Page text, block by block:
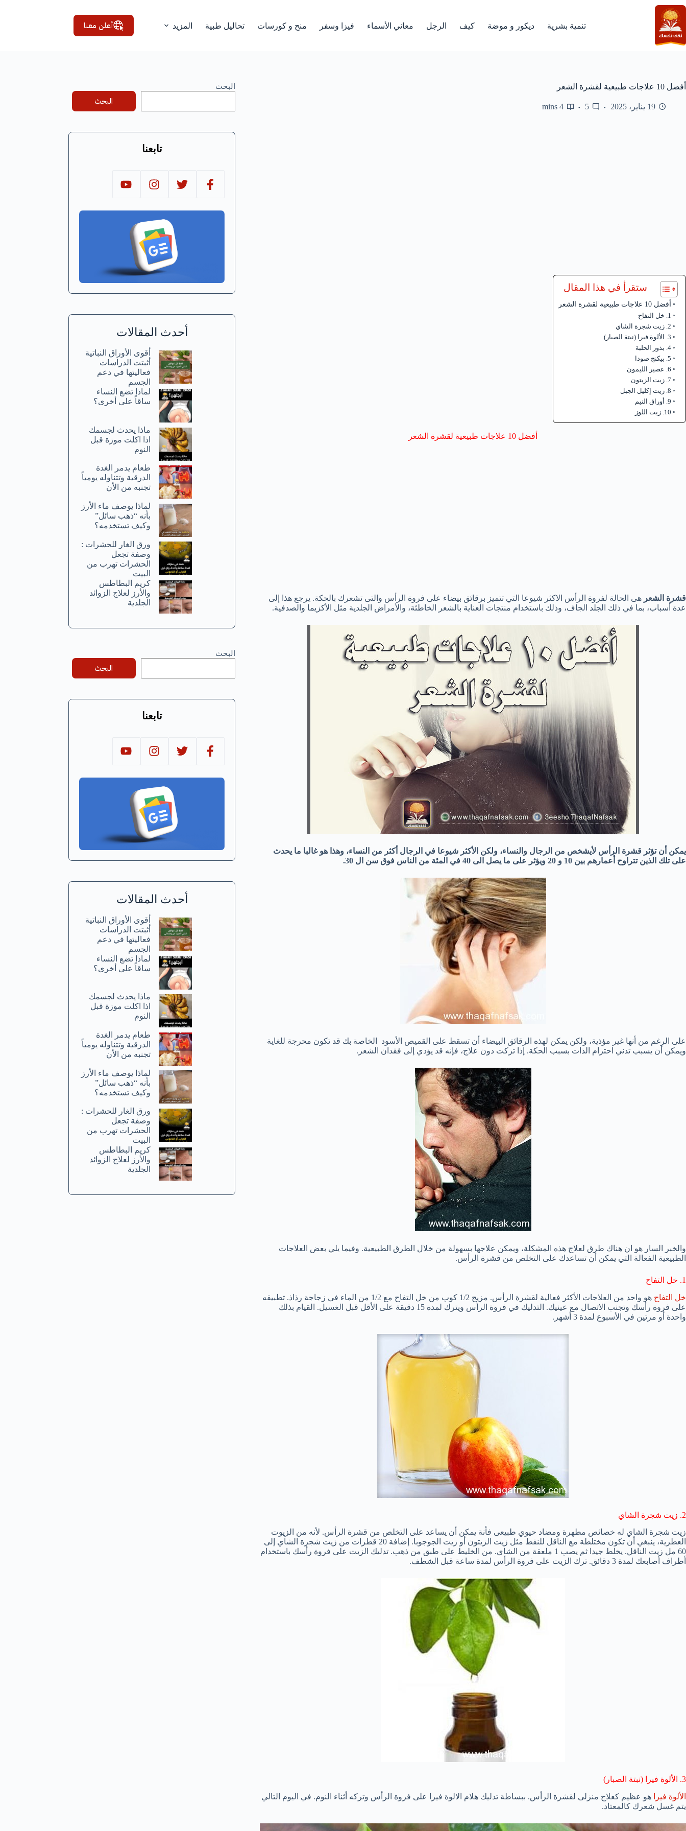
التجاوز
إلى
المحتوى
تنمية بشرية ديكور و موضة كيف الرجل معاني الأسماء فيزا وسفر منح و كورسات تحاليل طبية المزيد أعلن معنا
أفضل 10 علاجات طبيعية لقشرة الشعر
19 يناير، 2025 5
4 mins
ستقرأ في هذا المقال
أفضل 10 علاجات طبيعية لقشرة الشعر
1. خل التفاح
2. زيت شجرة الشاي
3. الألوة فيرا (نبتة الصبار)
4. بذور الحلبة
5. بيكنج صودا
6. عصير الليمون
7. زيت الزيتون
8. زيت إكليل الجبل
9. أوراق النيم
10. زيت اللوز
أفضل 10 علاجات طبيعية لقشرة الشعر
قشرة الشعر هى الحالة لفروة الرأس الاكثر شيوعا التي تتميز برقائق بيضاء على فروة الرأس والتى تشعرك بالحكة. يرجع هذا إلى
عدة أسباب، بما في ذلك الجلد الجاف، وذلك باستخدام منتجات العناية بالشعر الخاطئة، والأمراض الجلدية مثل الأكزيما والصدفية.
يمكن أن تؤثر قشرة الرأس لأيشخص من الرجال والنساء، ولكن الأكثر شيوعا في الرجال أكثر من النساء، وهذا هو غالبا ما يحدث
على تلك الذين تتراوح أعمارهم بين 10 و 20 ويؤثر على ما يصل الى 40 في المئة من الناس فوق سن ال 30
.
على الرغم من أنها غير مؤذية، ولكن يمكن لهذه الرقائق البيضاء أن تسقط على القميص الأسود الخاصة بك قد تكون محرجة للغاية
ويمكن أن يسبب تدني احترام الذات بسبب الحكة. إذا تركت دون علاج، فإنه قد يؤدي إلى فقدان الشعر .
والخبر السار هو ان هناك طرق لعلاج هذه المشكلة، ويمكن علاجها بسهولة من خلال الطرق الطبيعية. وفيما يلي بعض العلاجات
الطبيعية الفعالة التي يمكن أن تساعدك على التخلص من قشرة الرأس.
1. خل التفاح
خل التفاح هو واحد من العلاجات الأكثر فعالية لقشرة الرأس. مزيج 1/2 كوب من خل التفاح مع 1/ 2 من الماء في زجاجة رذاذ. تطبيقه
على فروة رأسك وتجنب الاتصال مع عينيك. التدليك في فروة الرأس ويترك لمدة 15 دقيقة على الأقل قبل الغسيل. القيام بذلك
واحدة أو مرتين في الأسبوع لمدة 3 أشهر .
2. زيت شجرة الشاي
زيت شجرة الشاي له خصائص مطهرة ومضاد حيوي طبيعى فأنة يمكن أن يساعد على التخلص من قشرة الرأس. لأنه من الزيوت
العطرية، ينبغي أن تكون مختلطة مع الناقل للنفط مثل زيت الزيتون أو زيت الجوجوبا. إضافة 20 قطرات من زيت شجرة الشاي إلى
60 مل زيت الناقل. يخلط جيدا ثم يصب 1 ملعقة من الشاي. من الخليط على طبق من ذهب. تدليك الزيت على فروة رأسك باستخدام
أطراف أصابعك لمدة 3 دقائق . ترك الزيت على فروة الرأس لمدة ساعة قبل الشطف.
3. الألوة فيرا (نبتة الصبار)
الألوة فيرا هو عظيم كعلاج منزلى لقشرة الرأس. ببساطة تدليك هلام الالوة فيرا على فروة الرأس وتركه أثناء النوم. في اليوم التالي
يتم غسل شعرك كالمعتاد.
البحث
البحث
تابعنا
أحدث المقالات
أقوى الأوراق النباتية
أثبتت الدراسات
فعاليتها في دعم
الجسم
لماذا تضع النساء
ساقاً على أخرى؟
ماذا يحدث لجسمك
اذا اكلت موزة قبل
النوم
طعام يدمر الغدة
الدرقية وتتناوله يومياً
تجنبه من الأن
لماذا يوصف ماء الأرز
بأنه “ذهب سائل”
وكيف تستخدمه؟
ورق الغار للحشرات :
وصفة تجعل
الحشرات تهرب من
البيت
كريم البطاطس
والأرز لعلاج الزوائد
الجلدية
البحث
البحث
تابعنا
أحدث المقالات
أقوى الأوراق النباتية
أثبتت الدراسات
فعاليتها في دعم
الجسم
لماذا تضع النساء
ساقاً على أخرى؟
ماذا يحدث لجسمك
اذا اكلت موزة قبل
النوم
طعام يدمر الغدة
الدرقية وتتناوله يومياً
تجنبه من الأن
لماذا يوصف ماء الأرز
بأنه “ذهب سائل”
وكيف تستخدمه؟
ورق الغار للحشرات :
وصفة تجعل
الحشرات تهرب من
البيت
كريم البطاطس
والأرز لعلاج الزوائد
الجلدية